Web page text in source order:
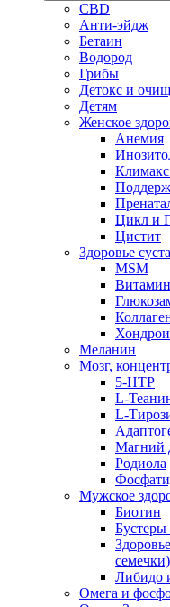
CBD
Анти-эйдж
Бетаин
Водород
Грибы
Детокс и
Детям
Женское
Анемия
Климакс
Цикл и
Цистит
Здоровье
MSM
Меланин
Мозг,
5-HTP
L-
L-
Магний
Родиола
Мужское
Биотин
Бустеры
семечки)
Либидо
Омега и